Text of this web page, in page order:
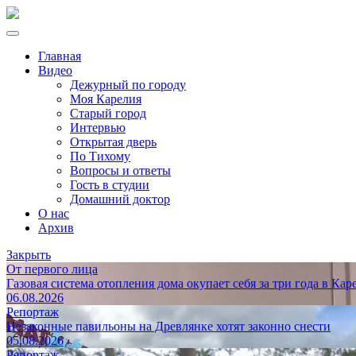
Главная
Видео
Дежурный по городу
Моя Карелия
Старый город
Интервью
Открытая дверь
По Тихому
Вопросы и ответы
Гость в студии
Домашний доктор
О нас
Архив
Закрыть
От первого лица
Газовая система отопления дома окупает себя за три года в
06.08.2026
Репортаж
Незаконные павильоны на Древлянке хотят законно снести
05.08.2026